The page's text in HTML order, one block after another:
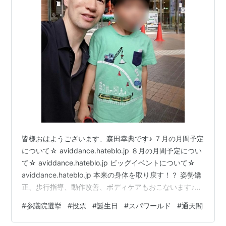
皆様おはようございます、森田幸典です♪ ７月の月間予定
について☆ aviddance.hateblo.jp ８月の月間予定につい
て☆ aviddance.hateblo.jp ビッグイベントについて☆
aviddance.hateblo.jp 本来の身体を取り戻す！？ 姿勢矯
正、歩行指導、動作改善、ボディケアもおこないます♪
どの練習、トレーニングなどに使用していただける貸し
フロア（レンタルスペース、スタジオ）あります♪ ※1時
#参議院選挙 #投票 #誕生日 #スパワールド #通天閣